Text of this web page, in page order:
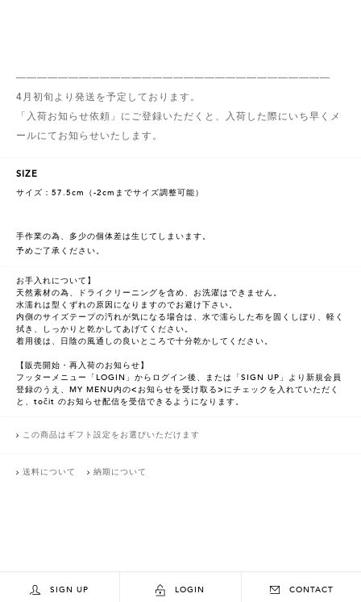
――――――――――――――――――――――――――――――
4月初旬より発送を予定しております。
「入荷お知らせ依頼」にご登録いただくと、入荷した際にいち早くメ
ールにてお知らせいたします。
SIZE
サイズ：57.5cm（-2cmまでサイズ調整可能）
手作業の為、多少の個体差は生じてしまいます。
予めご了承ください。
お手入れについて】
天然素材の為、ドライクリーニングを含め、お洗濯はできません。
水濡れは型くずれの原因になりますのでお避け下さい。
内側のサイズテープの汚れが気になる場合は、水で濡らした布を固くしぼり、軽く
拭き、しっかりと乾かしてあげてください。
着用後は、日陰の風通しの良いところで十分乾かしてください。
【販売開始・再入荷のお知らせ】
フッターメニュー「LOGIN」からログイン後、または「SIGN UP」より新規会員
登録のうえ、MY MENU内の<お知らせを受け取る>にチェックを入れていただく
と、točit のお知らせ配信を受信できるようになります。
この商品はギフト設定をお選びいただけます
送料について 納期について
SIGN UP LOGIN CONTACT